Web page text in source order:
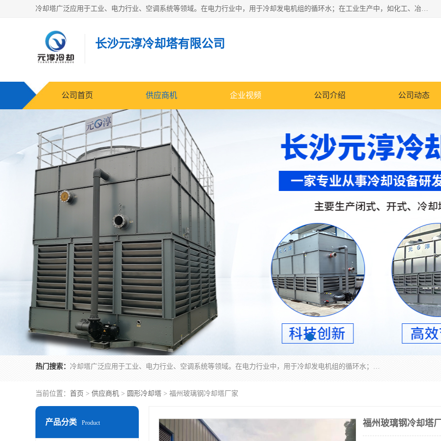
冷却塔广泛应用于工业、电力行业、空调系统等领域。在电力行业中，用于冷却发电机组的循环水；在工业生产中，如化工、冶金等行业，可降低生产过程中产生的热量；在空调系统中，为空调设备提供冷却水源
长沙元淳冷却塔有限公司
公司首页 供应商机 企业视频 公司介绍 公司动态
热门搜索： 冷却塔广泛应用于工业、电力行业、空调系统等领域。在电力行业中，用于冷却发电机组的循环水；在工业生产中，如化工、冶金等行业，可降低生产过程中产生的热量；在空调系统中，为空调设备提供冷却水源
当前位置： 首页 > 供应商机 > 圆形冷却塔 > 福州玻璃钢冷却塔厂家
产品分类 Product 福州玻璃钢冷却塔